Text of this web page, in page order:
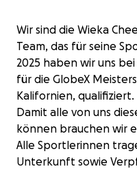
Wir sind die Wieka
Team, das für seine
2025 haben wir uns
für die GlobeX
Kalifornien, qualifiziert.
Damit alle von uns
können brauchen wir
Alle Sportlerinnen
Unterkunft sowie